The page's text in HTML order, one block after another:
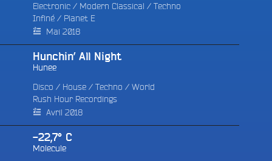
Electronic / Modern Classical / Techno
Infiné / Planet E
Mai 2018
Hunchin’ All Night
Hunee
Disco / House / Techno / World
Rush Hour Recordings
Avril 2018
-22,7° C
Molecule